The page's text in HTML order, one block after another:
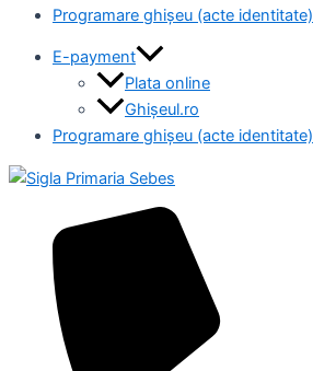
Programare ghișeu (acte identitate)
E-payment
Plata online
Ghișeul.ro
Programare ghișeu (acte identitate)